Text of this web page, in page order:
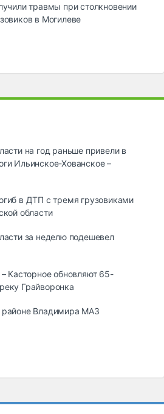
травмы при столкновении
в Могилеве
на год раньше привели в
Ильинское-Хованское –
в ДТП с тремя грузовиками
области
за неделю подешевел
Касторное обновляют 65-
Грайворонка
Владимира МАЗ